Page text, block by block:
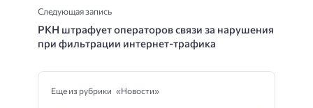
Следующая запись
РКН штрафует операторов связи за нарушения
при фильтрации интернет-трафика
Еще из рубрики «Новости»